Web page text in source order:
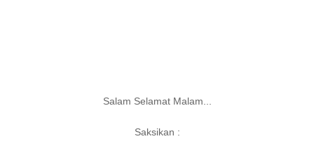
Salam Selamat Malam...
Saksikan :